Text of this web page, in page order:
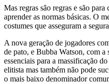
Mas regras são regras e são
aprender as normas básicas. O
costumes que asseguram a
A nova geração de jogadores
de pato, e Bubba Watson, com a
essenciais para a massificação
elitista mas também não pode
o mais baixo denominador